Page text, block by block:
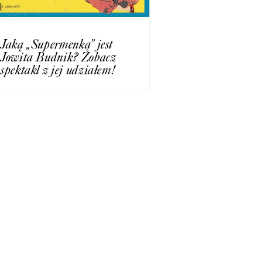
Jaką „Supermenką” jest
Jowita Budnik? Zobacz
spektakl z jej udziałem!